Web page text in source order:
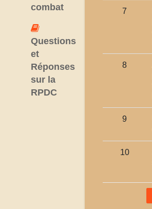
combat
Questions
et
Réponses
sur la
RPDC
7
8
9
10